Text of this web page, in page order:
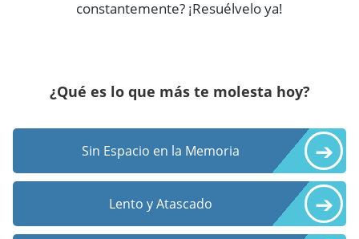
constantemente? ¡Resuélvelo ya!
¿Qué es lo que más te molesta hoy?
Sin Espacio en la Memoria ➔
Lento y Atascado ➔